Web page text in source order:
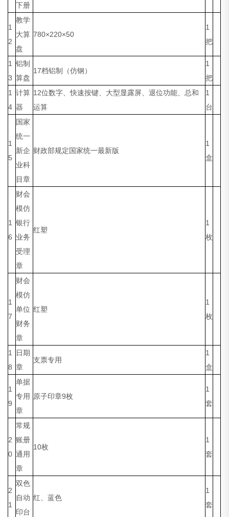
下册
1
2
教学
大算
盘
780×220×50
1
把
1
3
铝制
算盘
17档铝制（仿钢）
1
把
1
4
计算
器
12位数字、快速按键、大型显露屏、退位功能、总和
运算
1
台
1
5
国家
统一
新企
业科
目章
财政部规定国家统一最新版
1
盒
1
6
财会
模仿
银行
业务
受理
章
红塑
1
枚
1
7
财会
模仿
单位
财务
章
红塑
1
枚
1
8
日期
章
支票专用
1
盒
1
9
单据
专用
章
原子印章9枚
1
套
2
0
常规
账册
通用
章
10枚
1
套
2
1
双色
自动
印台
红、蓝色
1
套